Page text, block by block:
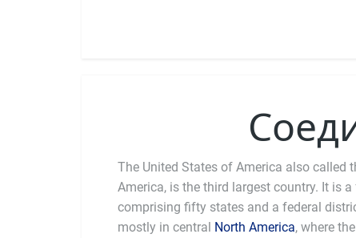
The United States of America also called
America, is the third largest country. It is
comprising fifty states and a federal
mostly in central North America, where